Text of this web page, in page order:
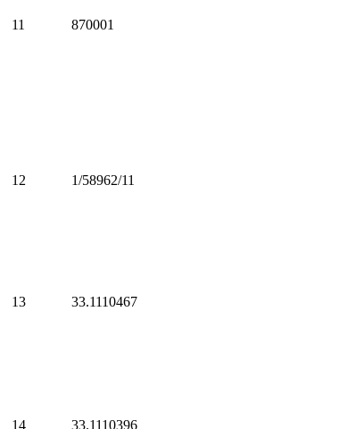
11 870001
12 1/58962/11
13 33.1110467
14 33.1110396